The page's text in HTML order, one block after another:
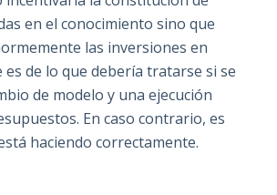
en el conocimiento sino que
las inversiones en
es de lo que debería tratarse si se
de modelo y una ejecución
En caso contrario, es
haciendo correctamente.